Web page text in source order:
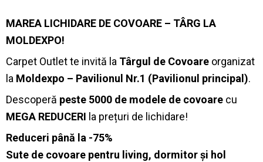
MAREA LICHIDARE DE COVOARE – TÂRG LA
MOLDEXPO!
Carpet Outlet te invită la Târgul de Covoare organizat
la Moldexpo – Pavilionul Nr.1 (Pavilionul principal).
Descoperă peste 5000 de modele de covoare cu
MEGA REDUCERI la prețuri de lichidare!
Reduceri până la -75%
Sute de covoare pentru living, dormitor și hol